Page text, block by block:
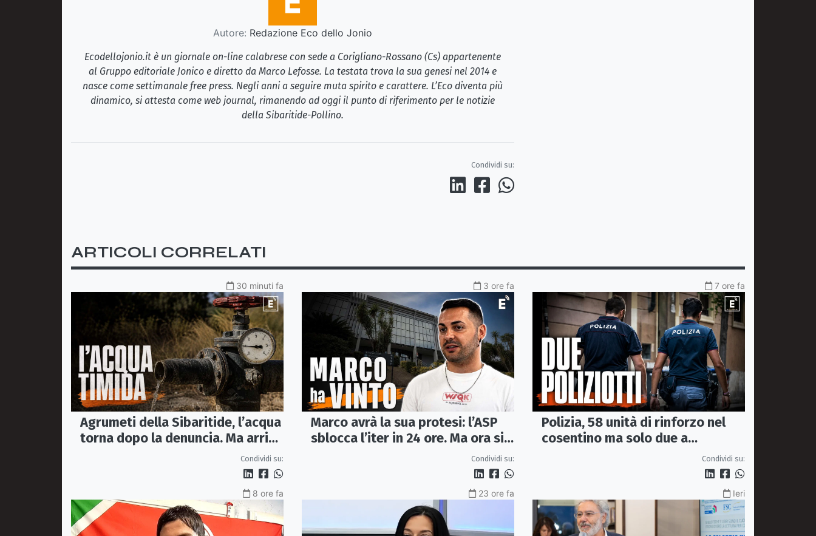
Autore: Redazione Eco dello Jonio
Ecodellojonio.it è un giornale on-line calabrese con sede a Corigliano-Rossano (Cs) appartenente
al Gruppo editoriale Jonico e diretto da Marco Lefosse. La testata trova la sua genesi nel 2014 e
nasce come settimanale free press. Negli anni a seguire muta spirito e carattere. L’Eco diventa più
dinamico, si attesta come web journal, rimanendo ad oggi il punto di riferimento per le notizie
della Sibaritide-Pollino.
Condividi su:
ARTICOLI CORRELATI
30 minuti fa
Agrumeti della Sibaritide, l’acqua
torna dopo la denuncia. Ma arriva
con un terzo della pressioneCondividi su:
3 ore fa
Marco avrà la sua protesi: l’ASP
sblocca l’iter in 24 ore. Ma ora si
apre il caso dell’Ufficio ausiliCondividi su:
7 ore fa
Polizia, 58 unità di rinforzo nel
cosentino ma solo due a
Corigliano-Rossano e due aCondividi su:
8 ore fa 23 ore fa Ieri